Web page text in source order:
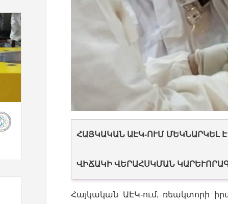
ՀԱՅԿԱԿԱՆ ԱԷԿ-ՈՒՄ ՄԵԿՆԱՐԿԵԼ
ՎԻՃԱԿԻ ՎԵՐԱՀՍԿՄԱՆ
Հայկական ԱԷԿ-ում, ռեակտորի